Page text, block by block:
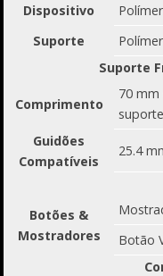
Dispositivo
Suporte
Suporte
Comprimento
70
Guidões
Compatíveis
25.4
Botões &
Mostradores
Botão